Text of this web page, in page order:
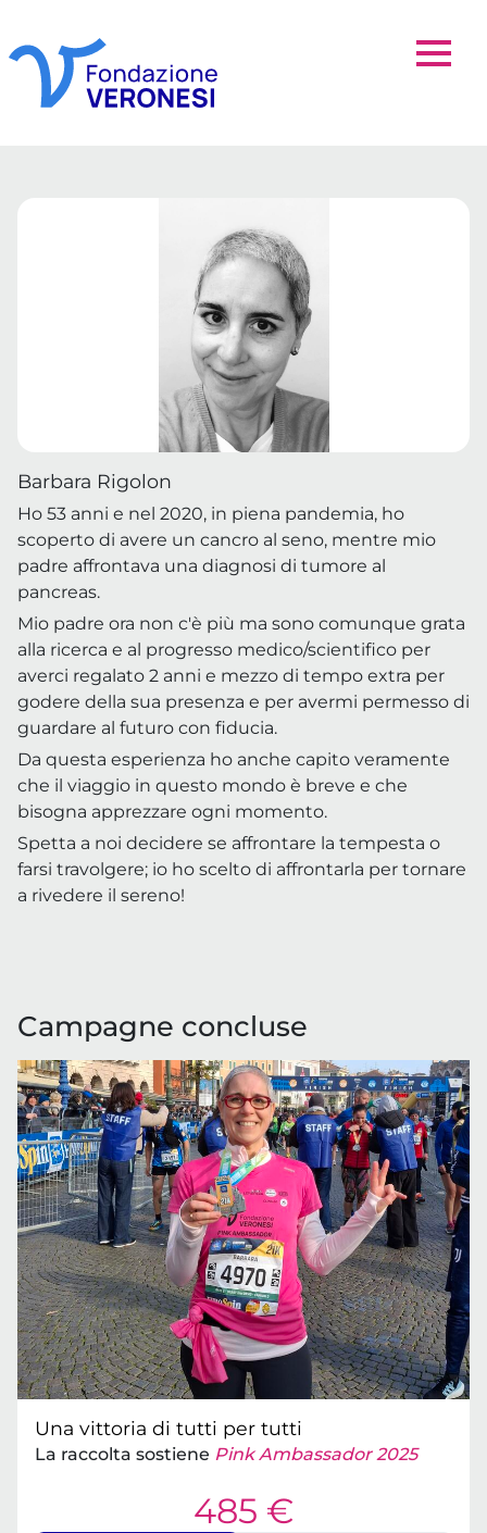
Barbara Rigolon
Ho 53 anni e nel 2020, in piena pandemia, ho
scoperto di avere un cancro al seno, mentre mio
padre affrontava una diagnosi di tumore al
pancreas.
Mio padre ora non c'è più ma sono comunque grata
alla ricerca e al progresso medico/scientifico per
averci regalato 2 anni e mezzo di tempo extra per
godere della sua presenza e per avermi permesso di
guardare al futuro con fiducia.
Da questa esperienza ho anche capito veramente
che il viaggio in questo mondo è breve e che
bisogna apprezzare ogni momento.
Spetta a noi decidere se affrontare la tempesta o
farsi travolgere; io ho scelto di affrontarla per tornare
a rivedere il sereno!
Campagne concluse
Una vittoria di tutti per tutti
La raccolta sostiene Pink Ambassador 2025
485 €